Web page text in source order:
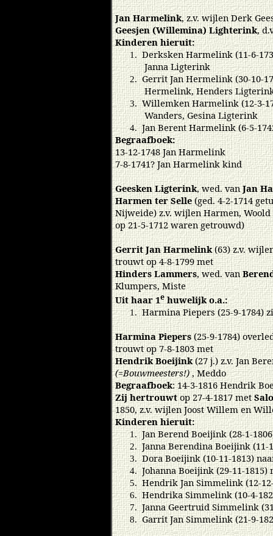
Jan Harmelink, z.v. wijlen Derk
Geesjen (Willemina) Lighterink,
Kinderen hieruit:
1. Derksken Harmelink (11-6-
Janna Ligterink
2. Gerrit Jan Hermelink (30-10-
Hermelink, Henders
3. Willemken Harmelink (12-3-
Wanders, Gesina Ligterink
4. Jan Berent Harmelink (6-5-
Begraafboek:
13-12-1748 Jan Harmelink
7-8-1741? Jan Harmelink kind
Geesken Ligterink, wed. vanJan
Harmen ter Selle(ged. 4-2-1714
Nijweide) z.v. wijlen Harmen, Woold
op 21-5-1712 waren getrouwd)
Gerrit Jan Harmelink (63) z.v.
trouwt op 4-8-1799 met
Hinders Lammers, wed. van
Klumpers, Miste
Uit haar 1ehuwelijk o.a.:
1. Harmina Piepers (25-9-1784)
Harmina Piepers(25-9-1784)
trouwt op 7-8-1803 met
Hendrik Boeijink(27 j.) z.v. Jan
(=Bouwmeesters!), Meddo
Begraafboek: 14-3-1816 Hendrik
Zij hertrouwtop 27-4-1817 met
1850, z.v. wijlen Joost Willem en
Kinderen hieruit:
1. Jan Berend Boeijink (28-1-
2. Janna Berendina Boeijink (11-
3. Dora Boeijink (10-11-1813)
4. Johanna Boeijink (29-11-
5. Hendrik Jan Simmelink (12-
6. Hendrika Simmelink (10-4-
7. Janna Geertruid Simmelink
8. Garrit Jan Simmelink (21-9-